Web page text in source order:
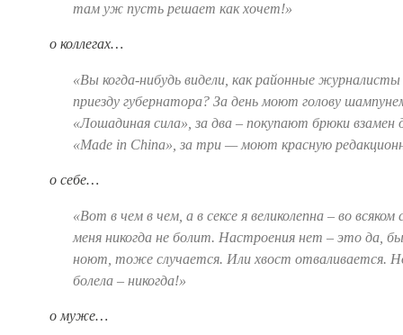
там уж пусть решает как хочет!»
о коллегах…
«Вы когда-нибудь видели, как районные
приезду губернатора? За день моют голову
«Лошадиная сила», за два – покупают брюки
«Made in China», за три — моют красную
о себе…
«Вот в чем в чем, а в сексе я великолепна – во всяком
меня никогда не болит. Настроения нет – это да,
ноют, тоже случается. Или хвост отваливается.
болела – никогда!»
о муже…